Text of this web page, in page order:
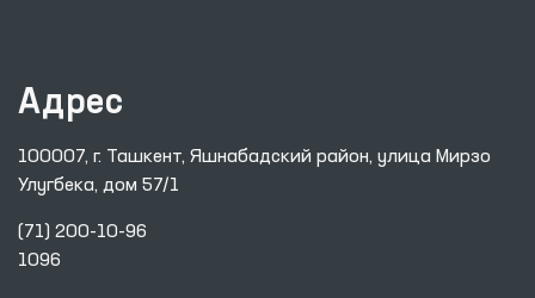
Адрес
100007, г. Ташкент, Яшнабадский район, улица Мирзо
Улугбека, дом 57/1
(71) 200-10-96
1096